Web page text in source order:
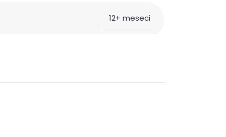
12+ meseci